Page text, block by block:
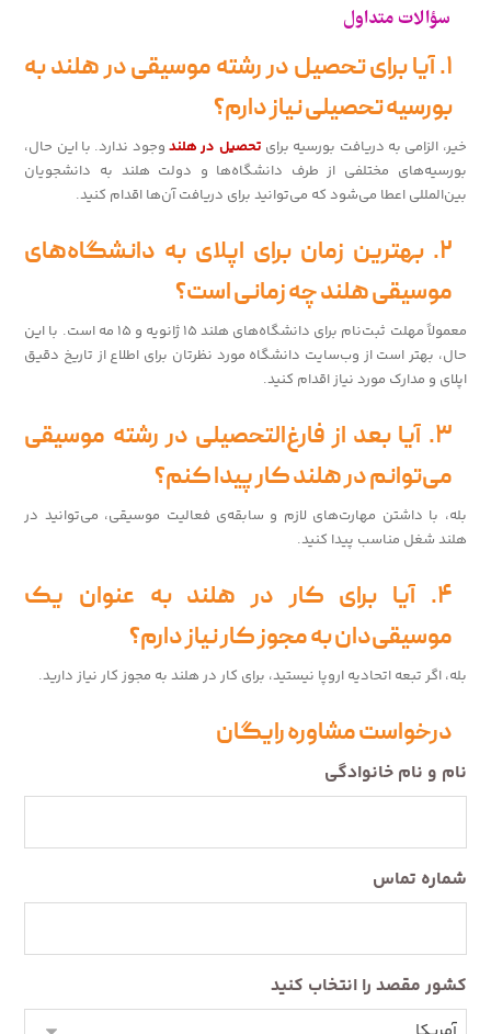
سؤالات متداول
۱. آیا برای تحصیل در رشته موسیقی در هلند به
بورسیه تحصیلی نیاز دارم؟
خیر، الزامی به دریافت بورسیه برای تحصیل در هلندوجود ندارد. با این حال،
بورسیه‌های مختلفی از طرف دانشگاه‌ها و دولت هلند به دانشجویان
بین‌المللی اعطا می‌شود که می‌توانید برای دریافت آن‌ها اقدام کنید.
۲. بهترین زمان برای اپلای به دانشگاه‌های
موسیقی هلند چه زمانی است؟
معمولاً مهلت ثبت‌نام برای دانشگاه‌های هلند ۱۵ ژانویه و ۱۵ مه است. با این
حال، بهتر است از وب‌سایت دانشگاه مورد نظرتان برای اطلاع از تاریخ دقیق
اپلای و مدارک مورد نیاز اقدام کنید.
۳. آیا بعد از فارغ‌التحصیلی در رشته موسیقی
می‌توانم در هلند کار پیدا کنم؟
بله، با داشتن مهارت‌های لازم و سابقه‌ی فعالیت موسیقی، می‌توانید در
هلند شغل مناسب پیدا کنید.
۴. آیا برای کار در هلند به عنوان یک
موسیقی‌دان به مجوز کار نیاز دارم؟
بله، اگر تبعه اتحادیه اروپا نیستید، برای کار در هلند به مجوز کار نیاز دارید.
درخواست مشاوره رایگان
نام و نام خانوادگی
شماره تماس
کشور مقصد را انتخاب کنید